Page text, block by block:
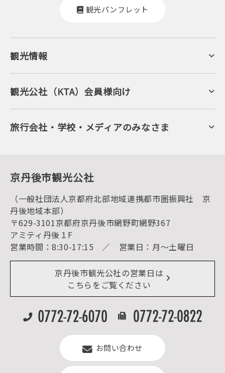
観光パンフレット
観光情報
京丹後について
ジオパークの絶景
キャンプ・グランピング
自然景観
旬の食
フルーツ
美術館・資料館
観光
海水浴
キャンプ
お宿探し
宿泊・日帰り予約（空室検索）
予約照会・予約キャンセル
宿泊施設一覧（お宿比較ページ）
アクセス
お知らせ
イベント情報
デジタル観光パンフレット
リアルタイム道路情報
よくある質問
観光公社（KTA）会員様向け
KTA会員コミュニティ
会員向けサービス
KTAニュースレター
会員加入・会員情報（会員規程）
旅行会社・学校・メディアのみなさま
プレスリリース
京丹後市観光公社
（一般社団法人京都府北部地域連携都市圏振興社 京
丹後地域本部）
〒629-3101京都府京丹後市網野町網野367
アミティ丹後１F
営業時間：8:30-17:15 ／ 営業日：月～土曜日
京丹後市観光公社の営業日は
こちらをご覧ください
お問い合わせ